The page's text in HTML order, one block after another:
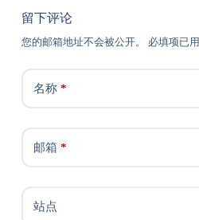
留下评论
您的邮箱地址不会被公开。 必填项已用
名称*
邮箱 *
站点